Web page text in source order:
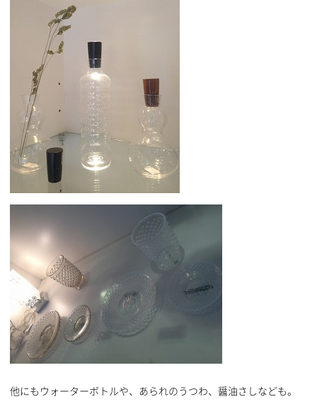
他にもウォーターボトルや、あられのうつわ、醤油さしなども。